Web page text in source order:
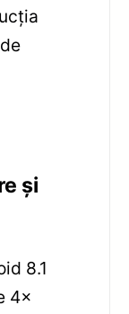
și
8.1
4x